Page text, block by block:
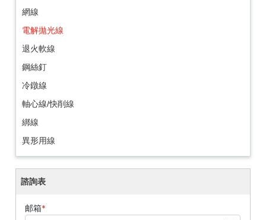
網線
電解拋光線
退火軟線
鋼絲釘
冷鐓線
軸心線/快削線
綁線
異形用線
諮詢表